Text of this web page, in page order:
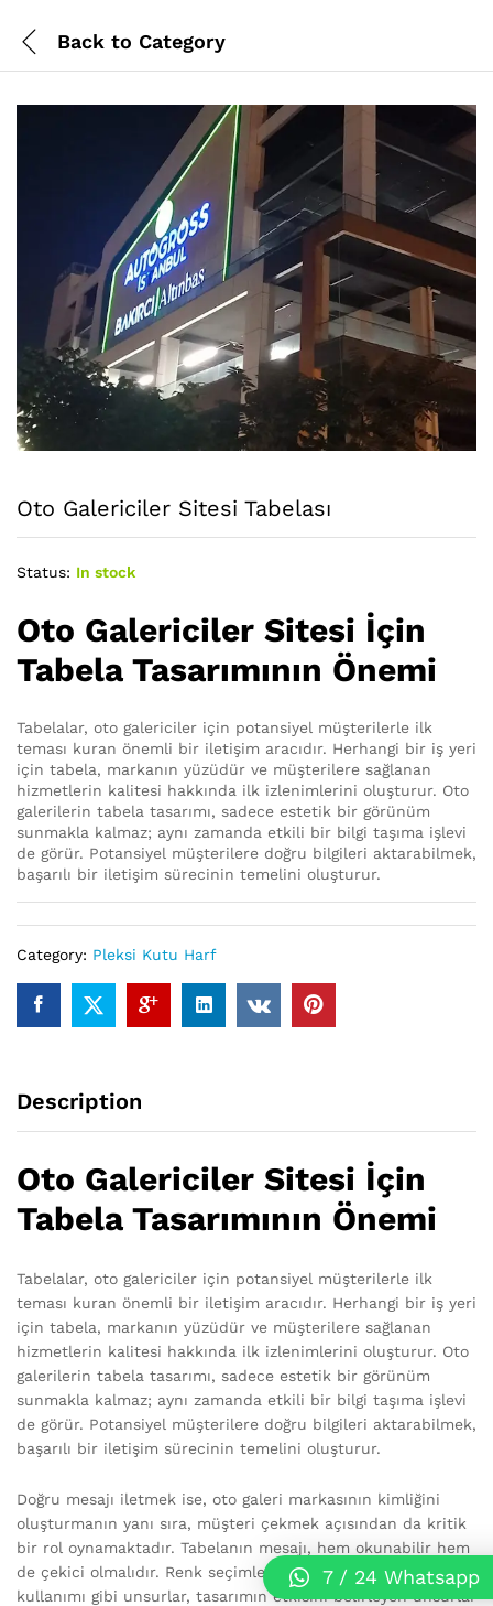
Back to Category
Oto Galericiler Sitesi Tabelası
Status: In stock
Oto Galericiler Sitesi İçin
Tabela Tasarımının Önemi
Tabelalar, oto galericiler için potansiyel müşterilerle ilk
teması kuran önemli bir iletişim aracıdır. Herhangi bir iş yeri
için tabela, markanın yüzüdür ve müşterilere sağlanan
hizmetlerin kalitesi hakkında ilk izlenimlerini oluşturur. Oto
galerilerin tabela tasarımı, sadece estetik bir görünüm
sunmakla kalmaz; aynı zamanda etkili bir bilgi taşıma işlevi
de görür. Potansiyel müşterilere doğru bilgileri aktarabilmek,
başarılı bir iletişim sürecinin temelini oluşturur.
Category: Pleksi Kutu Harf
Description
Oto Galericiler Sitesi İçin
Tabela Tasarımının Önemi
Tabelalar, oto galericiler için potansiyel müşterilerle ilk
teması kuran önemli bir iletişim aracıdır. Herhangi bir iş yeri
için tabela, markanın yüzüdür ve müşterilere sağlanan
hizmetlerin kalitesi hakkında ilk izlenimlerini oluşturur. Oto
galerilerin tabela tasarımı, sadece estetik bir görünüm
sunmakla kalmaz; aynı zamanda etkili bir bilgi taşıma işlevi
de görür. Potansiyel müşterilere doğru bilgileri aktarabilmek,
başarılı bir iletişim sürecinin temelini oluşturur.
Doğru mesajı iletmek ise, oto galeri markasının kimliğini
oluşturmanın yanı sıra, müşteri çekmek açısından da kritik
bir rol oynamaktadır. Tabelanın mesajı, hem okunabilir hem
de çekici olmalıdır. Renk seçimleri, yazı tipi ve logo
kullanımı gibi unsurlar, tasarımın etkisini belirleyen unsurlar
7 / 24 Whatsapp